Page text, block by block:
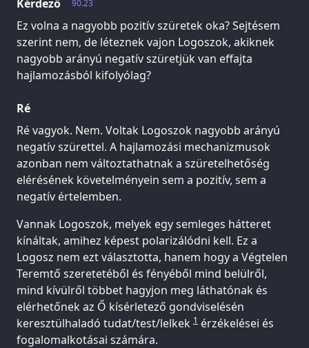
90.23
Kérdező
Ez volna a nagyobb pozitív szüretek oka? Sejtésem
szerint nem, de léteznek vajon Logoszok, akiknek
nagyobb arányú negatív szüretjük van effajta
hajlamozásból kifolyólag?
Ré
Ré vagyok. Nem. Voltak Logoszok nagyobb arányú
negatív szürettel. A hajlamozási mechanizmusok
azonban nem változtathatnak a szüretelhetőség
elérésének követelményein sem a pozitív, sem a
negatív értelemben.
Vannak Logoszok, melyek egy semleges hátteret
kínáltak, amihez képest polarizálódni kell. Ez a
Logosz nem ezt választotta, hanem hogy a Végtelen
Teremtő szeretetéből és fényéből mind belülről,
mind kívülről többet hagyjon meg láthatónak és
elérhetőnek az Ő kísérletező gondviselésén
keresztülhaladó tudat/test/lelkek 1 érzékelései és
fogalomalkotásai számára.